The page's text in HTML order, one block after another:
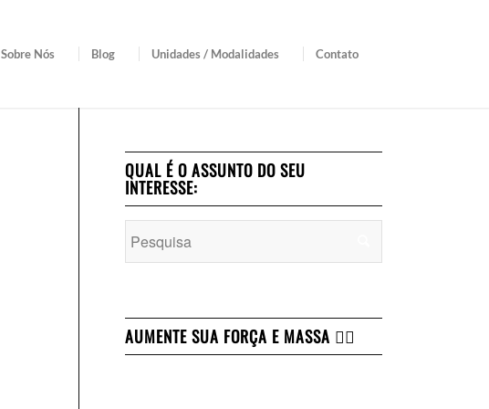
Sobre Nós Blog Unidades / Modalidades Contato
QUAL É O ASSUNTO DO SEU
INTERESSE:
AUMENTE SUA FORÇA E MASSA 👇🏻